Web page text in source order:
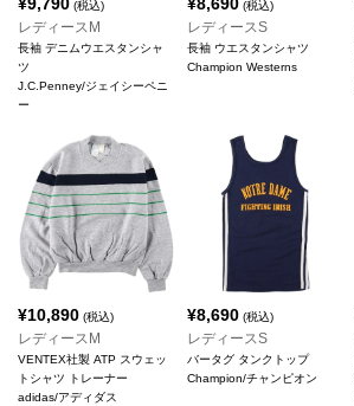
¥9,790 (税込)
レディースM
長袖 デニムウエスタンシャ
ツ
J.C.Penney/ジェイシーペニ
ー
¥8,690(税込)
レディースS
長袖 ウエスタンシャツ
Champion Westerns
¥10,890 (税込)
レディースM
VENTEX社製 ATP スウェッ
トシャツ トレーナー
adidas/アディダス
¥8,690(税込)
レディースS
バータグ タンクトップ
Champion/チャンピオン